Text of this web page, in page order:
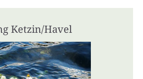
Ketzin/Havel